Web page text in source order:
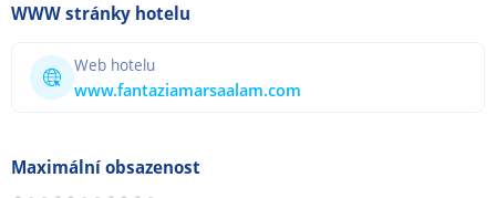
WWW stránky hotelu
Web hotelu
www.fantaziamarsaalam.com
Maximální obsazenost